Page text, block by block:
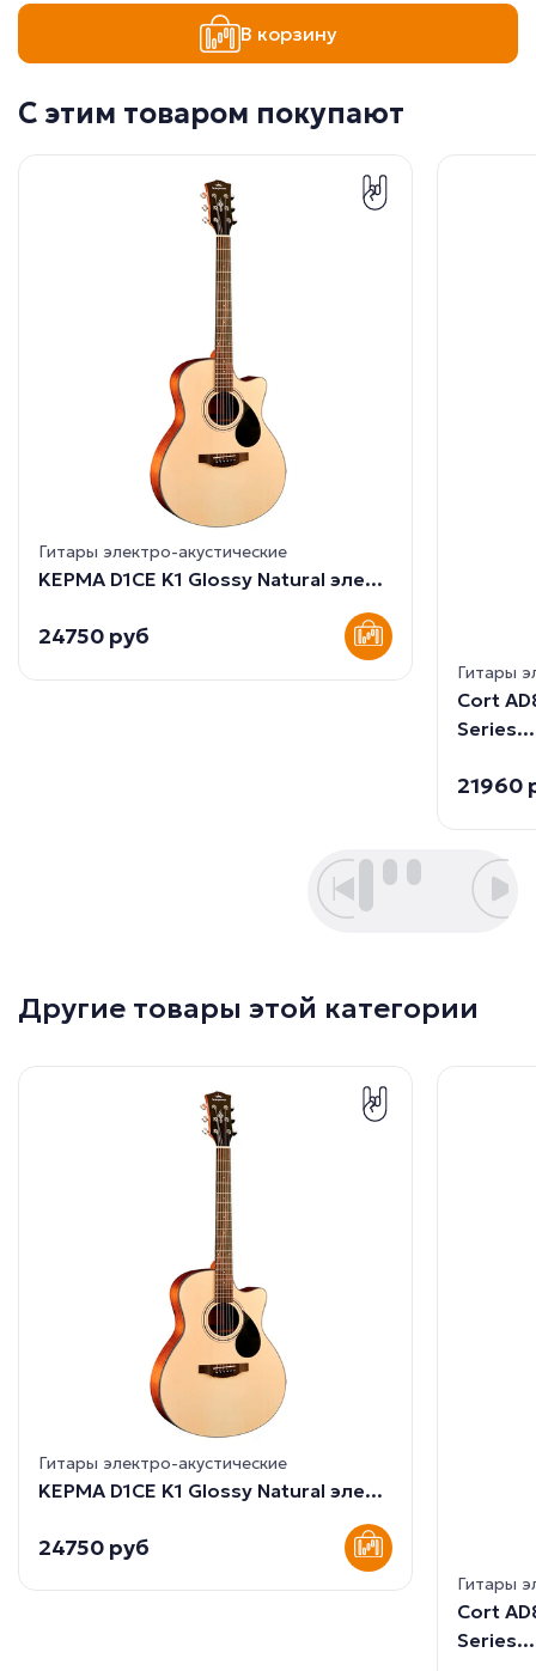
В корзину
С этим товаром покупают
Гитары электро-акустические
KEPMA D1CE K1 Glossy Natural эле...
24750 руб
Гитары
Cort
Series...
21960
Другие товары этой категории
Гитары электро-акустические
KEPMA D1CE K1 Glossy Natural эле...
24750 руб
Гитары
Cort
Series...